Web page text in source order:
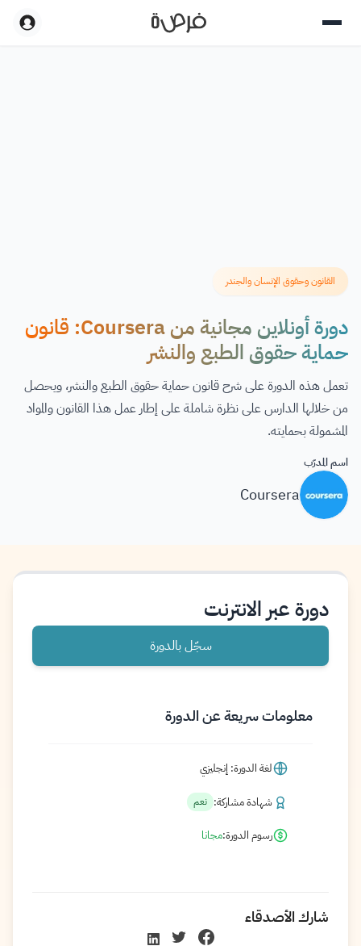
القانون وحقوق الإنسان والجندر
دورة أونلاين مجانية من Coursera: قانون
حماية حقوق الطبع والنشر
تعمل هذه الدورة على شرح قانون حماية حقوق الطبع والنشر، ويحصل
من خلالها الدارس على نظرة شاملة على إطار عمل هذا القانون والمواد
المشمولة بحمايته.
اسم المدرّب
Coursera
دورة عبر الانترنت
سجّل بالدورة
معلومات سريعة عن الدورة
لغة الدورة: إنجليزي
شهادة مشاركة: نعم
رسوم الدورة:مجانا
شارك الأصدقاء